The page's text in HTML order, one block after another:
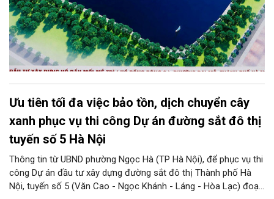
Ưu tiên tối đa việc bảo tồn, dịch chuyển cây
xanh phục vụ thi công Dự án đường sắt đô thị
tuyến số 5 Hà Nội
Thông tin từ UBND phường Ngọc Hà (TP Hà Nội), để phục vụ thi
công Dự án đầu tư xây dựng đường sắt đô thị Thành phố Hà
Nội, tuyến số 5 (Văn Cao - Ngọc Khánh - Láng - Hòa Lạc) đoạn